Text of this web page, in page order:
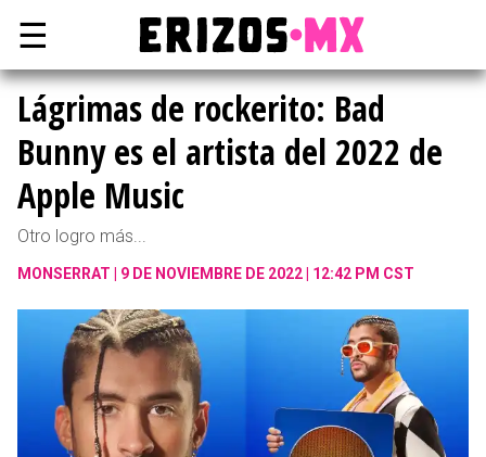
☰
Lágrimas de rockerito: Bad
Bunny es el artista del 2022 de
Apple Music
Otro logro más...
MONSERRAT 9 DE NOVIEMBRE DE 2022 | 12:42 PM CST